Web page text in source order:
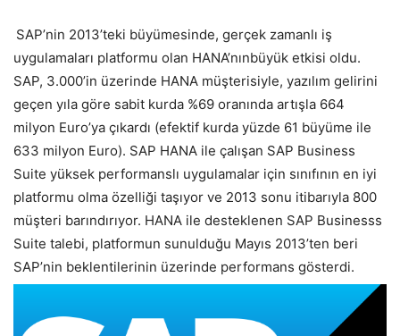
SAP’nin 2013’teki büyümesinde, gerçek zamanlı iş
uygulamaları platformu olan HANA’nınbüyük etkisi oldu.
SAP, 3.000’in üzerinde HANA müşterisiyle, yazılım gelirini
geçen yıla göre sabit kurda %69 oranında artışla 664
milyon Euro’ya çıkardı (efektif kurda yüzde 61 büyüme ile
633 milyon Euro). SAP HANA ile çalışan SAP Business
Suite yüksek performanslı uygulamalar için sınıfının en iyi
platformu olma özelliği taşıyor ve 2013 sonu itibarıyla 800
müşteri barındırıyor. HANA ile desteklenen SAP Businesss
Suite talebi, platformun sunulduğu Mayıs 2013’ten beri
SAP’nin beklentilerinin üzerinde performans gösterdi.